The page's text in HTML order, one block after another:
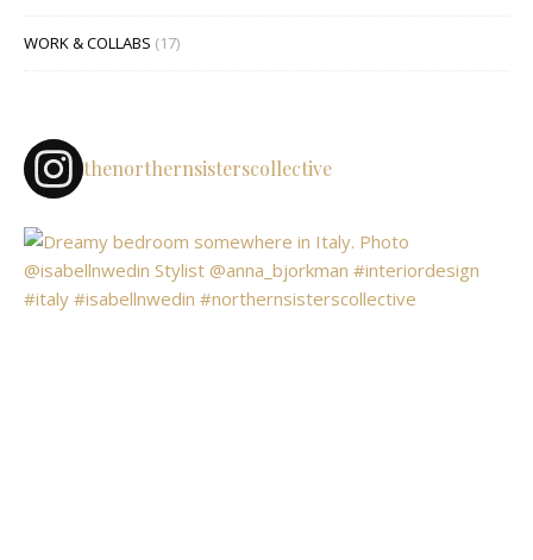
WORK & COLLABS (17)
thenorthernsisterscollective